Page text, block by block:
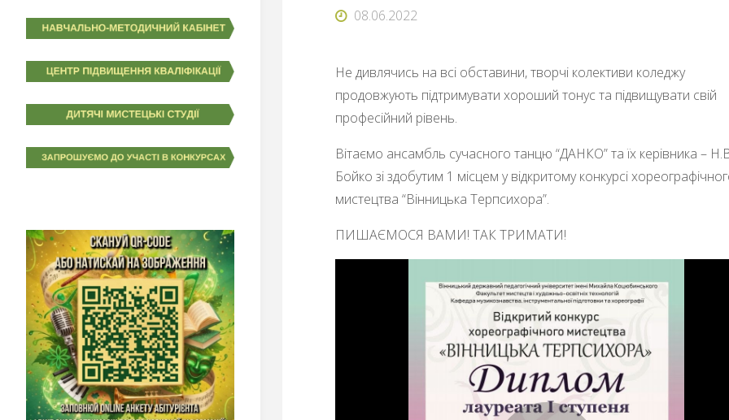
08.06.2022
Не дивлячись на всі обставини, творчі колективи коледжу
продовжують підтримувати хороший тонус та підвищувати свій
професійний рівень.
Вітаємо ансамбль сучасного танцю “ДАНКО” та їх керівника –
Бойко зі здобутим 1 місцем у відкритому конкурсі
мистецтва “Вінницька Терпсихора”.
ПИШАЄМОСЯ ВАМИ! ТАК ТРИМАТИ!